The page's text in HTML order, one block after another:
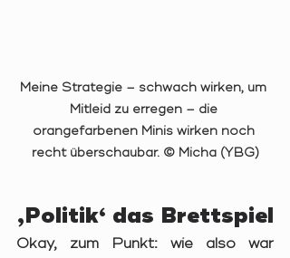
Meine Strategie – schwach wirken, um
Mitleid zu erregen – die
orangefarbenen Minis wirken noch
recht überschaubar. © Micha (YBG)
‚Politik‘ das Brettspiel
Okay, zum Punkt: wie also war